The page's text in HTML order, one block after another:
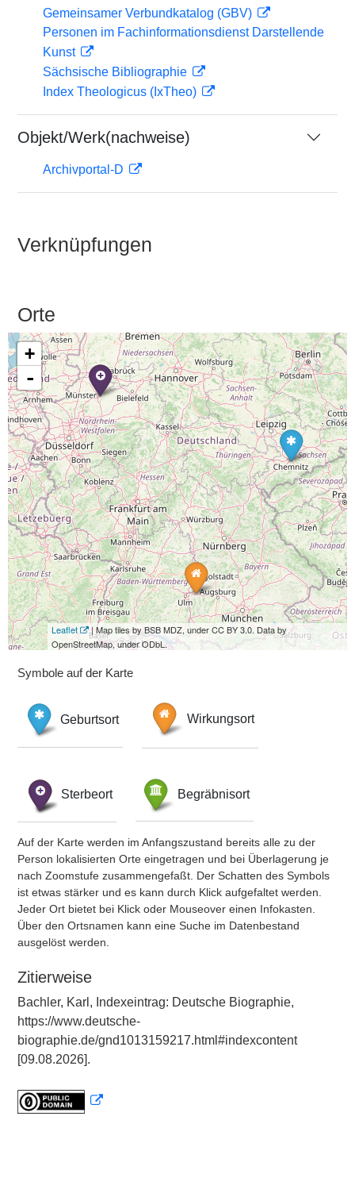
Gemeinsamer Verbundkatalog (GBV)
Personen im Fachinformationsdienst Darstellende
Kunst
Sächsische Bibliographie
Index Theologicus (IxTheo)
Objekt/Werk(nachweise)
Archivportal-D
Verknüpfungen
Orte
+
-
Leaflet
| Map tiles by BSB MDZ, under CC BY 3.0. Data by
OpenStreetMap, under ODbL.
Symbole auf der Karte
Geburtsort Wirkungsort
Sterbeort Begräbnisort
Auf der Karte werden im Anfangszustand bereits alle zu der
Person lokalisierten Orte eingetragen und bei Überlagerung je
nach Zoomstufe zusammengefaßt. Der Schatten des Symbols
ist etwas stärker und es kann durch Klick aufgefaltet werden.
Jeder Ort bietet bei Klick oder Mouseover einen Infokasten.
Über den Ortsnamen kann eine Suche im Datenbestand
ausgelöst werden.
Zitierweise
Bachler, Karl, Indexeintrag: Deutsche Biographie,
https://www.deutsche-
biographie.de/gnd1013159217.html#indexcontent
[09.08.2026].